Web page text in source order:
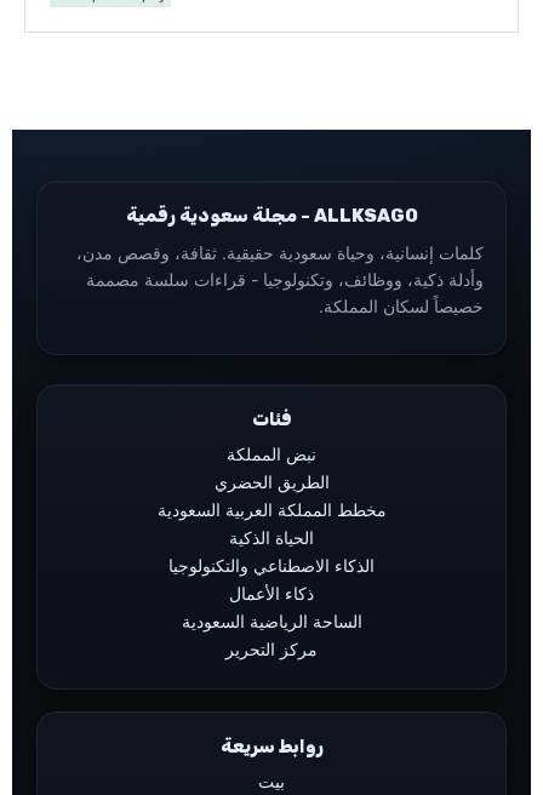
ALLKSAGO - مجلة سعودية رقمية
كلمات إنسانية، وحياة سعودية حقيقية. ثقافة، وقصص مدن،
وأدلة ذكية، ووظائف، وتكنولوجيا - قراءات سلسة مصممة
خصيصاً لسكان المملكة.
فئات
نبض المملكة
الطريق الحضري
مخطط المملكة العربية السعودية
الحياة الذكية
الذكاء الاصطناعي والتكنولوجيا
ذكاء الأعمال
الساحة الرياضية السعودية
مركز التحرير
روابط سريعة
بيت